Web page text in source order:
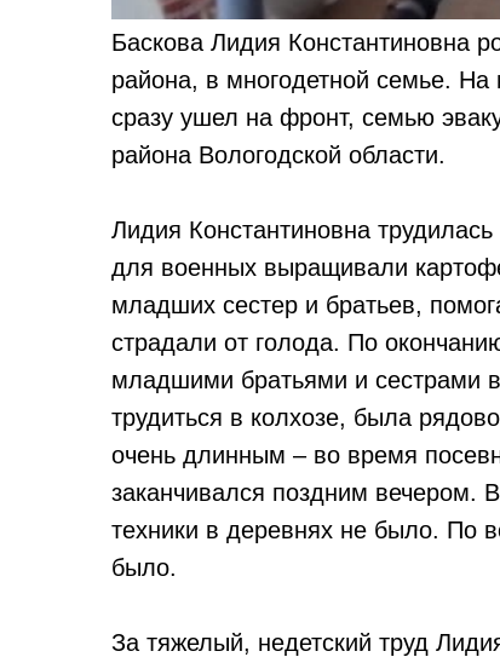
Баскова Лидия Константиновна
района, в многодетной семье.
сразу ушел на фронт, семью
района Вологодской области.
Лидия Константиновна
для военных выращивали
младших сестер и братьев,
страдали от голода. По
младшими братьями и сестрами
трудиться в колхозе, была
очень длинным – во время
заканчивался поздним вечером.
техники в деревнях не было. По
было.
За тяжелый, недетский труд